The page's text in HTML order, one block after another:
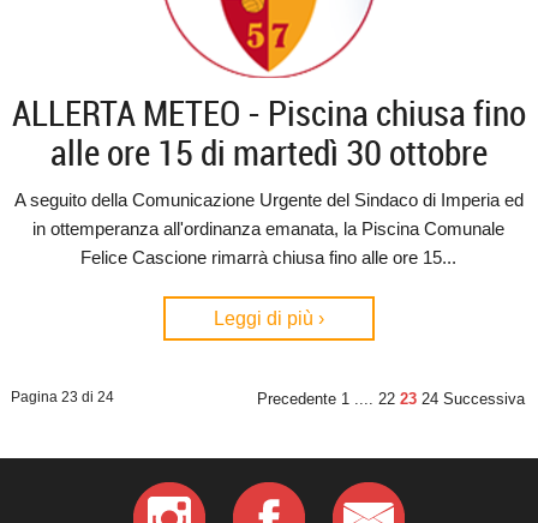
ALLERTA METEO - Piscina chiusa fino
alle ore 15 di martedì 30 ottobre
A seguito della Comunicazione Urgente del Sindaco di Imperia ed
in ottemperanza all'ordinanza emanata, la Piscina Comunale
Felice Cascione rimarrà chiusa fino alle ore 15...
Leggi di più ›
Pagina 23 di 24 Precedente 1 .... 22 23 24 Successiva